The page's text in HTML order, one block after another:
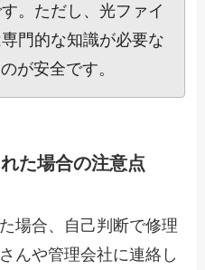
。ただし、光ファイ
門的な知識が必要な
が安全です。
た場合の注意点
場合、自己判断で修理
んや管理会社に連絡し